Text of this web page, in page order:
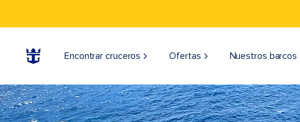
Encontrar cruceros Ofertas Nuestros barcos